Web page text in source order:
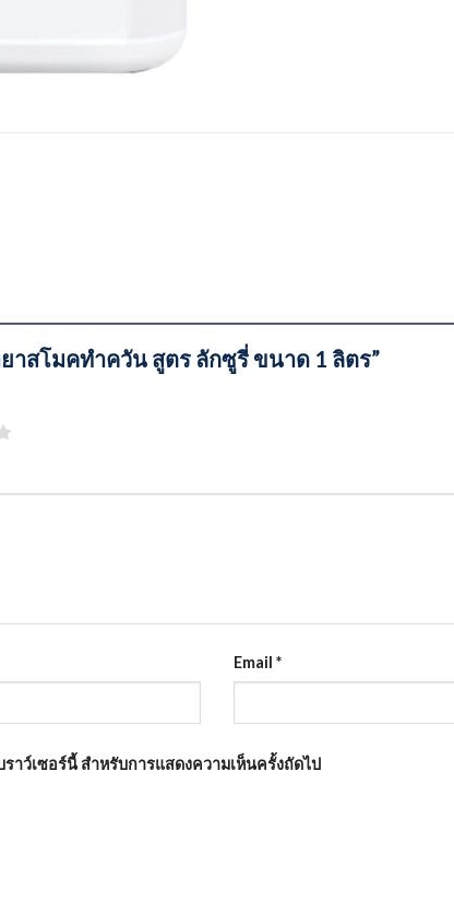
าสโมคทำควัน สูตร ลักซูรี่ ขนาด 1 ลิตร”
Email *
าว์เซอร์นี้ สำหรับการแสดงความเห็นครั้งถัดไป